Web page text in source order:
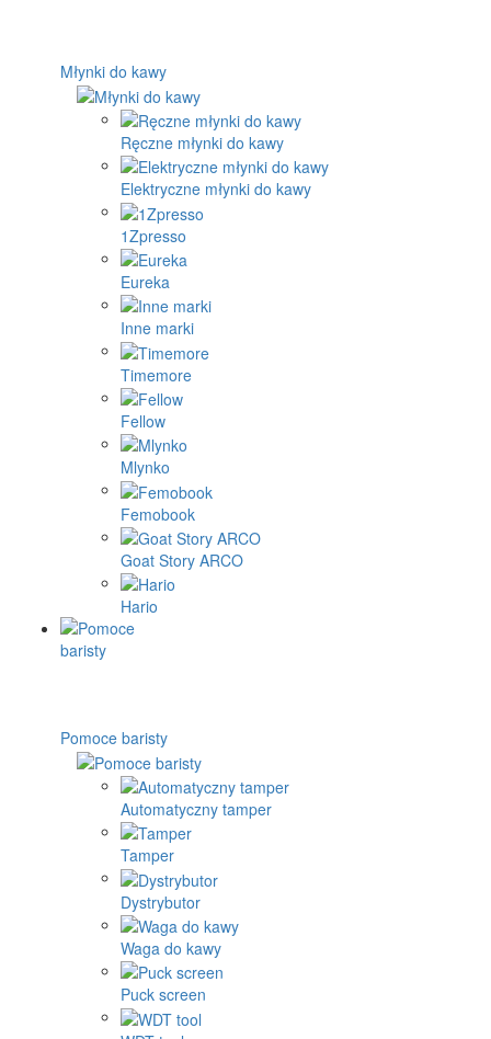
Młynki do kawy
Ręczne młynki do kawy
Elektryczne młynki do kawy
1Zpresso
Eureka
Inne marki
Timemore
Fellow
Mlynko
Femobook
Goat Story ARCO
Hario
Pomoce baristy
Automatyczny tamper
Tamper
Dystrybutor
Waga do kawy
Puck screen